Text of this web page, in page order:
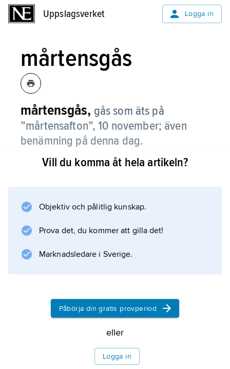
Uppslagsverket Logga in
mårtensgås
mårtensgås, gås som äts på
”mårtensafton”, 10 november; även
benämning på denna dag.
Martinshelgen räknades under medeltiden
med stora gåsoffer som hölls för gudinnan Isis
som en stor skördefest långt fram i modern
tid.
Information om artikeln
Vill du komma åt hela artikeln?
Objektiv och pålitlig kunskap.
Prova det, du kommer att gilla det!
Marknadsledare i Sverige.
Påbörja din gratis provperiod
eller
Logga in